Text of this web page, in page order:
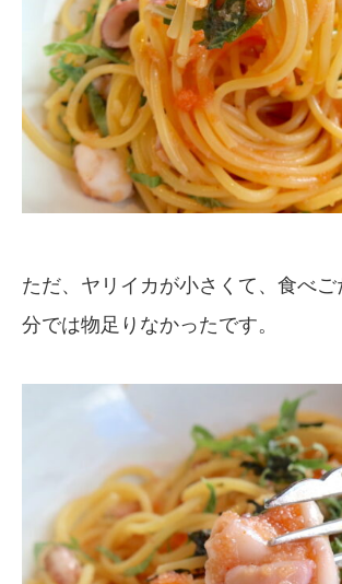
ただ、ヤリイカが小さくて、食べ
分では物足りなかったです。